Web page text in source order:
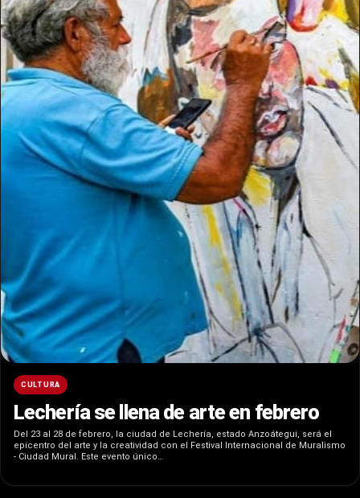
CULTURA
Lechería se llena de arte en febrero
Del 23 al 28 de febrero, la ciudad de Lechería, estado Anzoátegui, será el
epicentro del arte y la creatividad con el Festival Internacional de Muralismo
- Ciudad Mural. Este evento único…